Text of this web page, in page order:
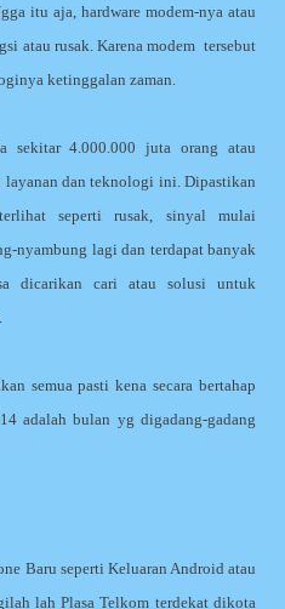
itu aja, hardware modem-nya atau
atau rusak. Karena modem tersebut
ketinggalan zaman.
sekitar 4.000.000 juta orang atau
layanan dan teknologi ini. Dipastikan
seperti rusak, sinyal mulai
nyambung lagi dan terdapat banyak
dicarikan cari atau solusi untuk
semua pasti kena secara bertahap
adalah bulan yg digadang-gadang
Baru seperti Keluaran Android atau
lah Plasa Telkom terdekat dikota